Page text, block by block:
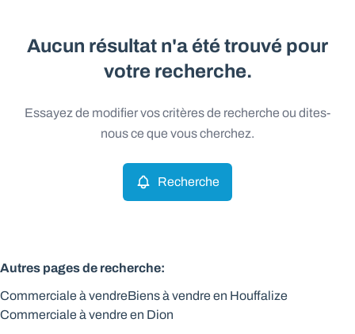
Aucun résultat n'a été trouvé pour
votre recherche.
Essayez de modifier vos critères de recherche ou dites-
nous ce que vous cherchez.
Recherche
Autres pages de recherche:
Commerciale à vendreBiens à vendre en Houffalize
Commerciale à vendre en Dion